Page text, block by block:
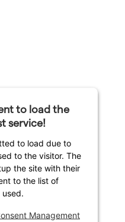
to load the
service!
to load due to
to the visitor. The
the site with their
to the list of
Management